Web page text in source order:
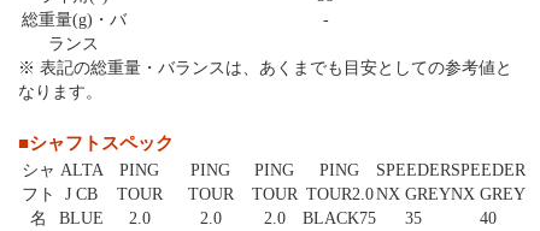
総重量(g)・バ
ランス
-
※ 表記の総重量・バランスは、あくまでも目安としての参考値と
なります。
■シャフトスペック
シャ
フト
名
ALTA
J CB
BLUE
PING
TOUR
2.0
PING
TOUR
2.0
PING
TOUR
2.0
PING
TOUR2.0
BLACK75
SPEEDER
NX GREY
35
SPEEDER
NX GREY
40